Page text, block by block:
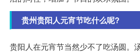
贵州贵阳人元宵节吃什么呢?
贵阳人在元宵节当然少不了吃汤圆。